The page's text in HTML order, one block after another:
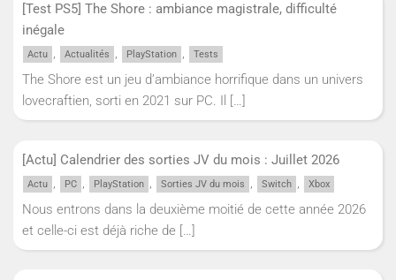
[Test PS5] The Shore : ambiance magistrale, difficulté
inégale
Actu , Actualités , PlayStation , Tests
The Shore est un jeu d’ambiance horrifique dans un univers
lovecraftien, sorti en 2021 sur PC. Il […]
[Actu] Calendrier des sorties JV du mois : Juillet 2026
Actu , PC , PlayStation , Sorties JV du mois , Switch , Xbox
Nous entrons dans la deuxième moitié de cette année 2026
et celle-ci est déjà riche de […]